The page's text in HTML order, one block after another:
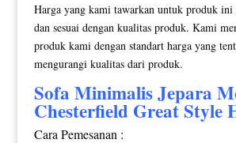
Harga yang kami tawarkan untuk produk
dan sesuai dengan kualitas produk. Kami
produk kami dengan standart harga yang
mengurangi kualitas dari produk.
Sofa MinimalisJepara
Chesterfield Great Style
Cara Pemesanan :